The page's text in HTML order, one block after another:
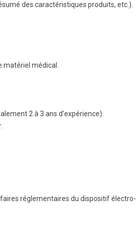
des caractéristiques produits, etc.).
médical.
2 à 3 ans d’expérience).
réglementaires du dispositif électro-